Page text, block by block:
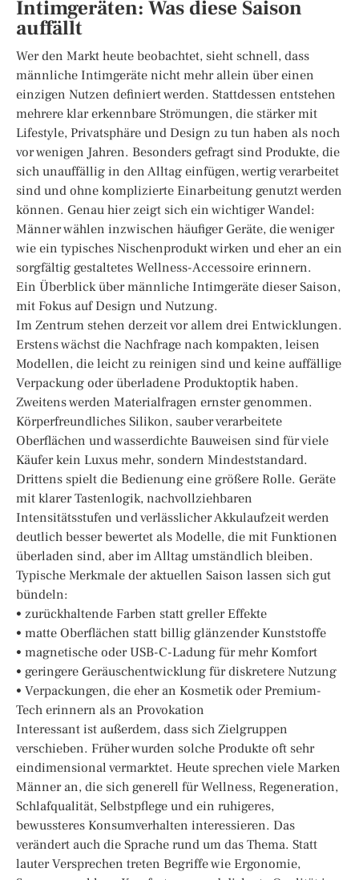
Intimgeräten: Was diese Saison
auffällt
Wer den Markt heute beobachtet, sieht schnell, dass
männliche Intimgeräte nicht mehr allein über einen
einzigen Nutzen definiert werden. Stattdessen entstehen
mehrere klar erkennbare Strömungen, die stärker mit
Lifestyle, Privatsphäre und Design zu tun haben als noch
vor wenigen Jahren. Besonders gefragt sind Produkte, die
sich unauffällig in den Alltag einfügen, wertig verarbeitet
sind und ohne komplizierte Einarbeitung genutzt werden
können. Genau hier zeigt sich ein wichtiger Wandel:
Männer wählen inzwischen häufiger Geräte, die weniger
wie ein typisches Nischenprodukt wirken und eher an ein
sorgfältig gestaltetes Wellness-Accessoire erinnern.
Ein Überblick über männliche Intimgeräte dieser Saison,
mit Fokus auf Design und Nutzung.
Im Zentrum stehen derzeit vor allem drei Entwicklungen.
Erstens wächst die Nachfrage nach kompakten, leisen
Modellen, die leicht zu reinigen sind und keine auffällige
Verpackung oder überladene Produktoptik haben.
Zweitens werden Materialfragen ernster genommen.
Körperfreundliches Silikon, sauber verarbeitete
Oberflächen und wasserdichte Bauweisen sind für viele
Käufer kein Luxus mehr, sondern Mindeststandard.
Drittens spielt die Bedienung eine größere Rolle. Geräte
mit klarer Tastenlogik, nachvollziehbaren
Intensitätsstufen und verlässlicher Akkulaufzeit werden
deutlich besser bewertet als Modelle, die mit Funktionen
überladen sind, aber im Alltag umständlich bleiben.
Typische Merkmale der aktuellen Saison lassen sich gut
bündeln:
• zurückhaltende Farben statt greller Effekte
• matte Oberflächen statt billig glänzender Kunststoffe
• magnetische oder USB-C-Ladung für mehr Komfort
• geringere Geräuschentwicklung für diskretere Nutzung
• Verpackungen, die eher an Kosmetik oder Premium-
Tech erinnern als an Provokation
Interessant ist außerdem, dass sich Zielgruppen
verschieben. Früher wurden solche Produkte oft sehr
eindimensional vermarktet. Heute sprechen viele Marken
Männer an, die sich generell für Wellness, Regeneration,
Schlafqualität, Selbstpflege und ein ruhigeres,
bewussteres Konsumverhalten interessieren. Das
verändert auch die Sprache rund um das Thema. Statt
lauter Versprechen treten Begriffe wie Ergonomie,